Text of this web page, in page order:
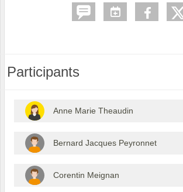
Participants
Anne Marie Theaudin
Bernard Jacques Peyronnet
Corentin Meignan